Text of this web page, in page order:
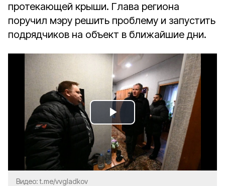
протекающей крыши. Глава региона
поручил мэру решить проблему и запустить
подрядчиков на объект в ближайшие дни.
Play
Video
Видео: t.me/vvgladkov